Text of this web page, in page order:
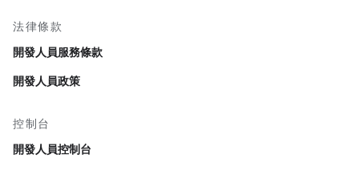
法律條款
開發人員服務條款
開發人員政策
控制台
開發人員控制台